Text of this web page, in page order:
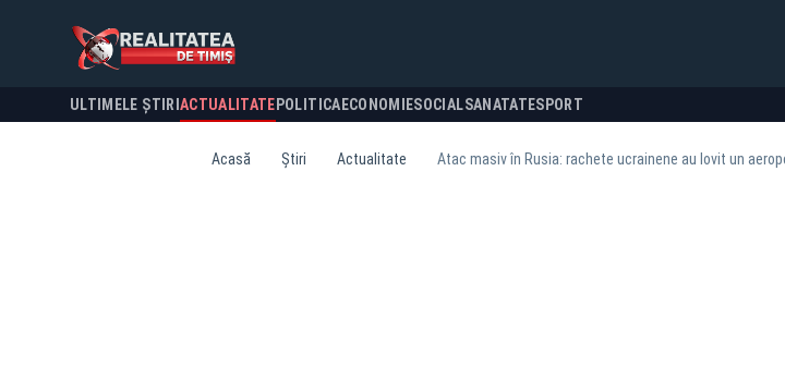
ULTIMELE ȘTIRI ACTUALITATE POLITICA ECONOMIESOCIALSANATATESPORT
Acasă Știri Actualitate Atac masiv în Rusia: rachete ucrainene au lovit un